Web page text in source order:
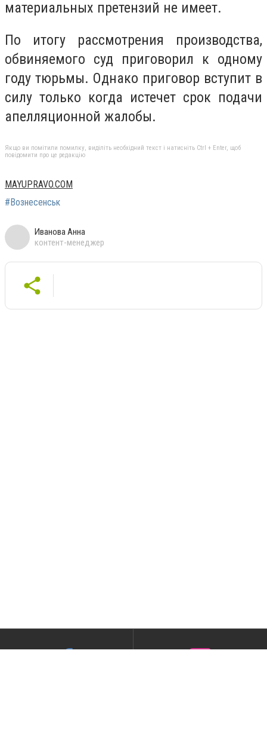
материальных претензий не имеет.
По итогу рассмотрения производства,
обвиняемого суд приговорил к одному
году тюрьмы. Однако приговор вступит в
силу только когда истечет срок подачи
апелляционной жалобы.
Якщо ви помітили помилку, виділіть необхідний текст і натисніть Ctrl + Enter, щоб
повідомити про це редакцію
MAYUPRAVO.COM
#Вознесенськ
Иванова Анна
контент-менеджер